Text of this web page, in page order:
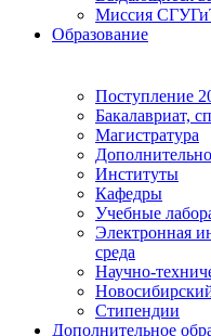
Миссия
Образование
Поступление
Бакалавриат,
Магистратура
Институты
Кафедры
Учебные
Электронная
среда
Научно-
Стипендии
Дополнительное